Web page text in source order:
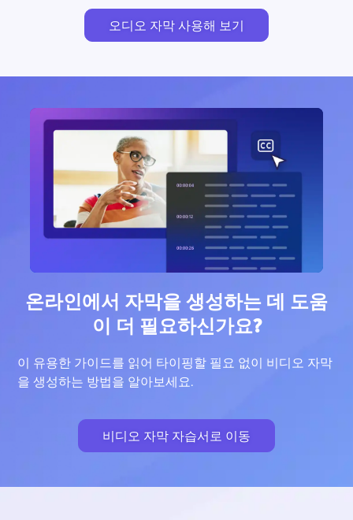
오디오 자막 사용해 보기
온라인에서 자막을 생성하는 데 도움
이 더 필요하신가요?
이 유용한 가이드를 읽어 타이핑할 필요 없이 비디오 자막
을 생성하는 방법을 알아보세요.
비디오 자막 자습서로 이동